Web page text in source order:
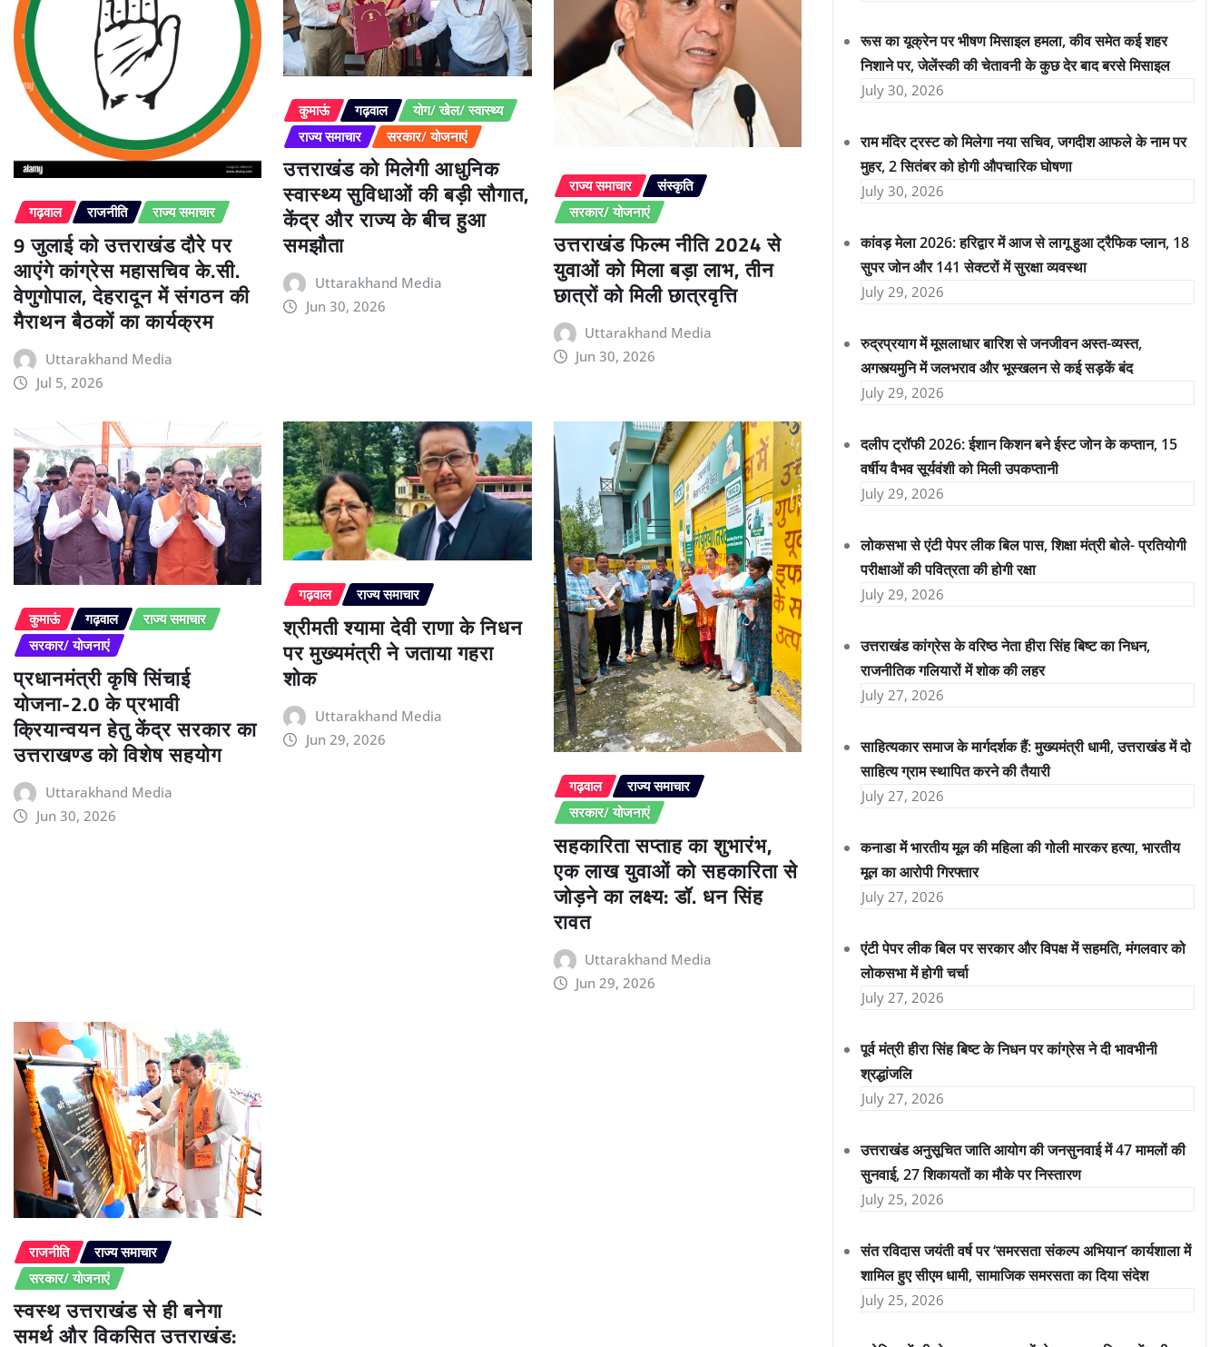
गढ़वाल राजनीति राज्य समाचार
9 जुलाई को उत्तराखंड दौरे पर
आएंगे कांग्रेस महासचिव के.सी.
वेणुगोपाल, देहरादून में संगठन की
मैराथन बैठकों का कार्यक्रम
Uttarakhand Media
Jul 5, 2026
कुमाऊं गढ़वाल
योग/ खेल/ स्वास्थ्य
राज्य समाचार
सरकार/ योजनाएं
उत्तराखंड को मिलेगी आधुनिक
स्वास्थ्य सुविधाओं की बड़ी सौगात,
केंद्र और राज्य के बीच हुआ
समझौता
Uttarakhand Media
Jun 30, 2026
राज्य समाचार
संस्कृति
सरकार/ योजनाएं
उत्तराखंड फिल्म नीति 2024 से
युवाओं को मिला बड़ा लाभ, तीन
छात्रों को मिली छात्रवृत्ति
Uttarakhand Media
Jun 30, 2026
कुमाऊं गढ़वाल
राज्य समाचार
सरकार/ योजनाएं
प्रधानमंत्री कृषि सिंचाई
योजना-2.0 के प्रभावी
क्रियान्वयन हेतु केंद्र सरकार का
उत्तराखण्ड को विशेष सहयोग
Uttarakhand Media
Jun 30, 2026
गढ़वाल राज्य समाचार
श्रीमती श्यामा देवी राणा के निधन
पर मुख्यमंत्री ने जताया गहरा
शोक
Uttarakhand Media
Jun 29, 2026
गढ़वाल
राज्य समाचार
सरकार/ योजनाएं
सहकारिता सप्ताह का शुभारंभ,
एक लाख युवाओं को सहकारिता से
जोड़ने का लक्ष्य: डॉ. धन सिंह
रावत
Uttarakhand Media
Jun 29, 2026
राजनीति
राज्य समाचार
सरकार/ योजनाएं
स्वस्थ उत्तराखंड से ही बनेगा
समर्थ और विकसित उत्तराखंड:
रूस का यूक्रेन पर भीषण मिसाइल हमला, कीव समेत कई शहर
निशाने पर, जेलेंस्की की चेतावनी के कुछ देर बाद बरसे मिसाइल
July 30, 2026
राम मंदिर ट्रस्ट को मिलेगा नया सचिव, जगदीश आफले के नाम पर
मुहर, 2 सितंबर को होगी औपचारिक घोषणा
July 30, 2026
कांवड़ मेला 2026: हरिद्वार में आज से लागू हुआ ट्रैफिक प्लान, 18
सुपर जोन और 141 सेक्टरों में सुरक्षा व्यवस्था
July 29, 2026
रुद्रप्रयाग में मूसलाधार बारिश से जनजीवन अस्त-व्यस्त,
अगस्त्यमुनि में जलभराव और भूस्खलन से कई सड़कें बंद
July 29, 2026
दलीप ट्रॉफी 2026: ईशान किशन बने ईस्ट जोन के कप्तान, 15
वर्षीय वैभव सूर्यवंशी को मिली उपकप्तानी
July 29, 2026
लोकसभा से एंटी पेपर लीक बिल पास, शिक्षा मंत्री बोले- प्रतियोगी
परीक्षाओं की पवित्रता की होगी रक्षा
July 29, 2026
उत्तराखंड कांग्रेस के वरिष्ठ नेता हीरा सिंह बिष्ट का निधन,
राजनीतिक गलियारों में शोक की लहर
July 27, 2026
साहित्यकार समाज के मार्गदर्शक हैं: मुख्यमंत्री धामी, उत्तराखंड में दो
साहित्य ग्राम स्थापित करने की तैयारी
July 27, 2026
कनाडा में भारतीय मूल की महिला की गोली मारकर हत्या, भारतीय
मूल का आरोपी गिरफ्तार
July 27, 2026
एंटी पेपर लीक बिल पर सरकार और विपक्ष में सहमति, मंगलवार को
लोकसभा में होगी चर्चा
July 27, 2026
पूर्व मंत्री हीरा सिंह बिष्ट के निधन पर कांग्रेस ने दी भावभीनी
श्रद्धांजलि
July 27, 2026
उत्तराखंड अनुसूचित जाति आयोग की जनसुनवाई में 47 मामलों की
सुनवाई, 27 शिकायतों का मौके पर निस्तारण
July 25, 2026
संत रविदास जयंती वर्ष पर ‘समरसता संकल्प अभियान’ कार्यशाला में
शामिल हुए सीएम धामी, सामाजिक समरसता का दिया संदेश
July 25, 2026